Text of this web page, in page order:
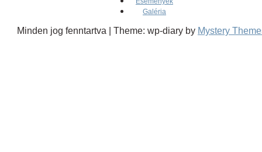
Galéria
Minden jog fenntartva Theme: wp-diary by Mystery